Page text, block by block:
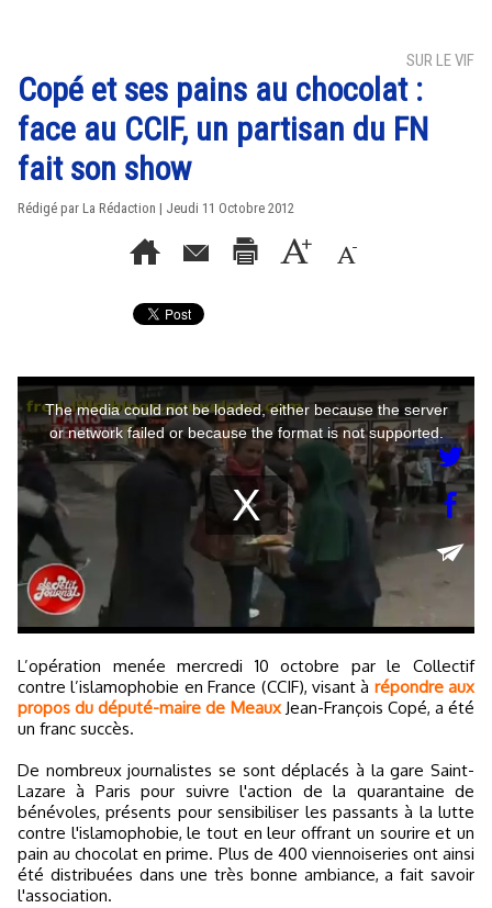
SUR LE VIF
Copé et ses pains au chocolat :
face au CCIF, un partisan du FN
fait son show
Rédigé par La Rédaction | Jeudi 11 Octobre 2012
L’opération menée mercredi 10 octobre par le Collectif
contre l’islamophobie en France (CCIF), visant à répondre aux
propos du député-maire de MeauxJean-François Copé, a été
un franc succès.
De nombreux journalistes se sont déplacés à la gare Saint-
Lazare à Paris pour suivre l'action de la quarantaine de
bénévoles, présents pour sensibiliser les passants à la lutte
contre l'islamophobie, le tout en leur offrant un sourire et un
pain au chocolat en prime. Plus de 400 viennoiseries ont ainsi
été distribuées dans une très bonne ambiance, a fait savoir
l'association.